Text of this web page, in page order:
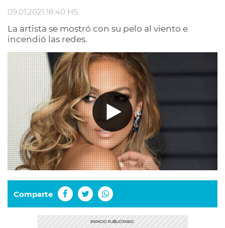
09.01.2021 18:40 HS
La artista se mostró con su pelo al viento e
incendió las redes.
Comparte